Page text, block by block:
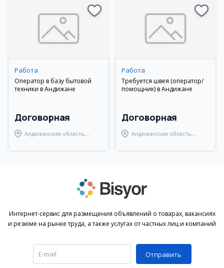
Работа
Оператор в базу бытовой
техники в Андижане
Договорная
Андижанская область,
Работа
Требуется швея (оператор/
помощник) в Андижане
Договорная
Андижанская область,
Интернет-сервис для размещения объявлений о товарах, вакансиях
и резюме на рынке труда, а также услугах от частных лиц и компаний
Отправить